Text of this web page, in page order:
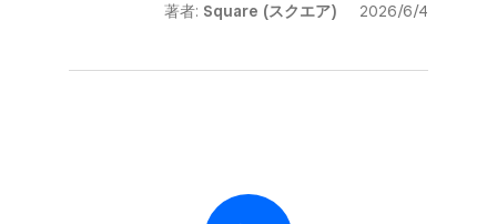
著者: Square (スクエア) 2026/6/4